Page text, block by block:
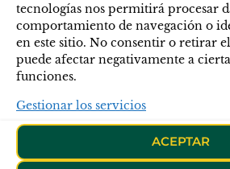
tecnologías nos permitirá procesar
comportamiento de navegación o
en este sitio. No consentir o retirar
puede afectar negativamente a
funciones.
Gestionar los servicios
ACEPTAR
de trabajo sobre el Real Decreto por el
gestión de la incapacidad temporal
Cuerpo, en el que esta Asociación
está COMPLETAMENTE EN